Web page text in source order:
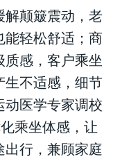
解颠簸震动，老
能轻松舒适；商
感，客户乘坐
生不适感，细节
动医学专家调校
乘坐体感，让
行，兼顾家庭